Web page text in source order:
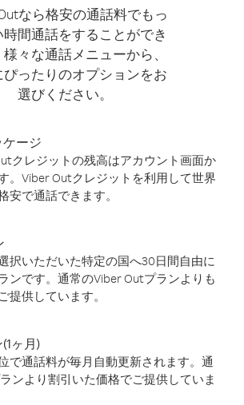
なら格安の通話料でもっ
時間通話をすることができ
様々な通話メニューから、
ぴったりのオプションをお
選びください。
ージ
クレジットの残高はアカウント画面か
。Viber Outクレジットを利用して世界
安で通話できます。
択いただいた特定の国へ30日間自由に
ンです。通常のViber Outプランよりも
提供しています。
ヶ月)
で通話料が毎月自動更新されます。通
ンより割引いた価格でご提供していま